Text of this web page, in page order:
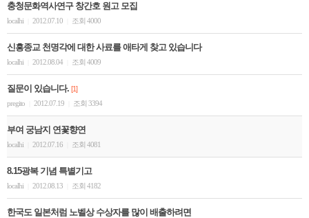
충청문화역사연구 창간호 원고 모집
localhi 2012.07.10 조회 4000
신흥종교 천명각에 대한 사료를 애타게 찾고 있습니다
localhi 2012.08.04 조회 4009
질문이 있습니다. [1]
pregito
2012.07.19 조회 3394
부여 궁남지 연꽃향연
localhi 2012.07.16 조회 4081
8.15광복 기념 특별기고
localhi 2012.08.13 조회 4182
한국도 일본처럼 노벨상 수상자를 많이 배출하려면